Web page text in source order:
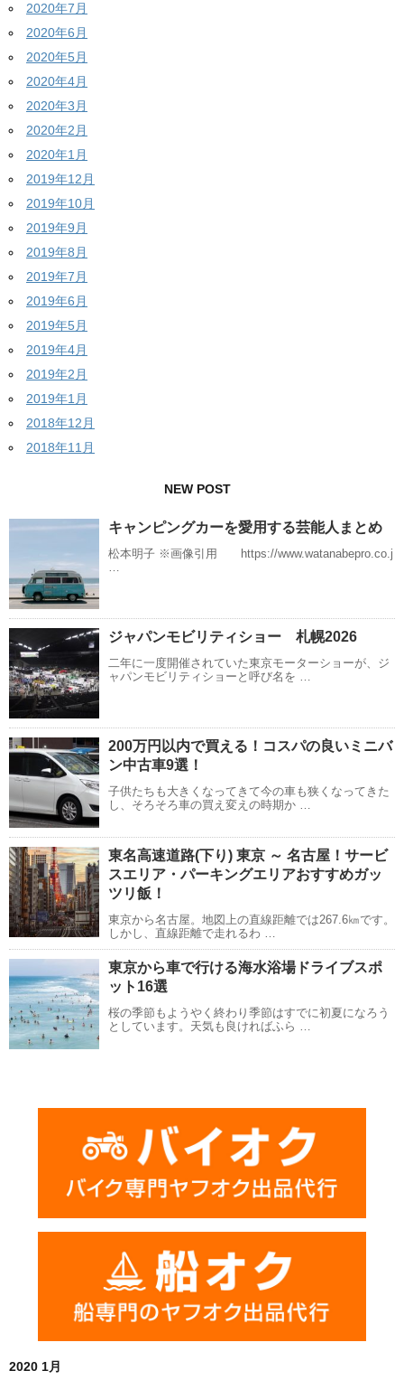
2020年7月
2020年6月
2020年5月
2020年4月
2020年3月
2020年2月
2020年1月
2019年12月
2019年10月
2019年9月
2019年8月
2019年7月
2019年6月
2019年5月
2019年4月
2019年2月
2019年1月
2018年12月
2018年11月
NEW POST
キャンピングカーを愛用する芸能人まとめ
松本明子 ※画像引用 https://www.watanabepro.co.j
…
ジャパンモビリティショー 札幌2026
二年に一度開催されていた東京モーターショーが、ジ
ャパンモビリティショーと呼び名を …
200万円以内で買える！コスパの良いミニバ
ン中古車9選！
子供たちも大きくなってきて今の車も狭くなってきた
し、そろそろ車の買え変えの時期か …
東名高速道路(下り) 東京 ～ 名古屋！サービ
スエリア・パーキングエリアおすすめガッ
ツリ飯！
東京から名古屋。地図上の直線距離では267.6㎞です。
しかし、直線距離で走れるわ …
東京から車で行ける海水浴場ドライブスポ
ット16選
桜の季節もようやく終わり季節はすでに初夏になろう
としています。天気も良ければふら …
2020 1月